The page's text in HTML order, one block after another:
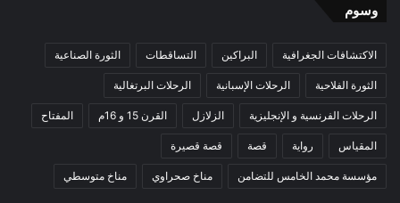
وسوم
الاكتشافات الجغرافية البراكين التساقطات الثورة الصناعية
الثورة الفلاحية الرحلات الإسبانية الرحلات البرتغالية
الرحلات الفرنسية و الإنجليزية الزلازل القرن 15 و 16م المفتاح
المقياس رواية قصة قصة قصيرة
مؤسسة محمد الخامس للتضامن مناخ صحراوي مناخ متوسطي